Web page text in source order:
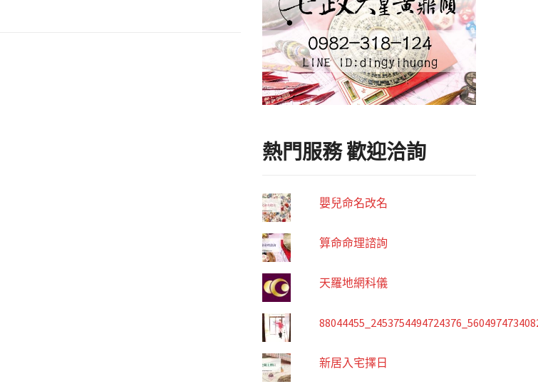
熱門服務 歡迎洽詢
嬰兒命名改名
算命命理諮詢
天羅地網科儀
新居入宅擇日